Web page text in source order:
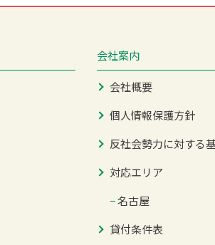
会社案内
会社概要
個人情報保護方針
反社会勢力に対する
対応エリア
−名古屋
貸付条件表